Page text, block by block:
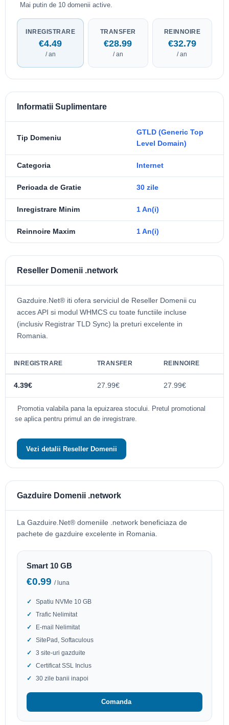
Mai putin de 10 domenii active.
INREGISTRARE
€4.49
/ an
TRANSFER
€28.99
/ an
REINNOIRE
€32.79
/ an
Informatii Suplimentare
Tip Domeniu
GTLD (Generic Top
Level Domain)
Categoria Internet
Perioada de Gratie 30 zile
Inregistrare Minim 1 An(i)
Reinnoire Maxim 1 An(i)
Reseller Domenii .network
Gazduire.Net® iti ofera serviciul de Reseller Domenii cu
acces API si modul WHMCS cu toate functiile incluse
(inclusiv Registrar TLD Sync) la preturi excelente in
Romania.
INREGISTRARE TRANSFER REINNOIRE
4.39€ 27.99€ 27.99€
Promotia valabila pana la epuizarea stocului. Pretul promotional
se aplica pentru primul an de inregistrare.
Vezi detalii Reseller Domenii
Gazduire Domenii .network
La Gazduire.Net® domeniile .network beneficiaza de
pachete de gazduire excelente in Romania.
Smart 10 GB
€0.99 / luna
Spatiu NVMe 10 GB
Trafic Nelimitat
E-mail Nelimitat
SitePad, Softaculous
3 site-uri gazduite
Certificat SSL Inclus
30 zile banii inapoi
Comanda